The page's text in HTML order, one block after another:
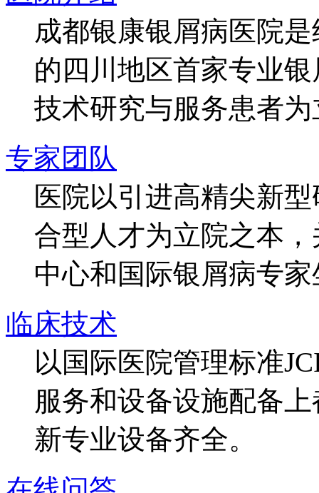
成都银康银屑病医院
的四川地区首家专业
技术研究与服务患者
专家团队
医院以引进高精尖新
合型人才为立院之本
中心和国际银屑病专
临床技术
以国际医院管理标准
服务和设备设施配备
新专业设备齐全。